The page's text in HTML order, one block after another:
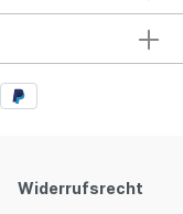
Widerrufsrecht